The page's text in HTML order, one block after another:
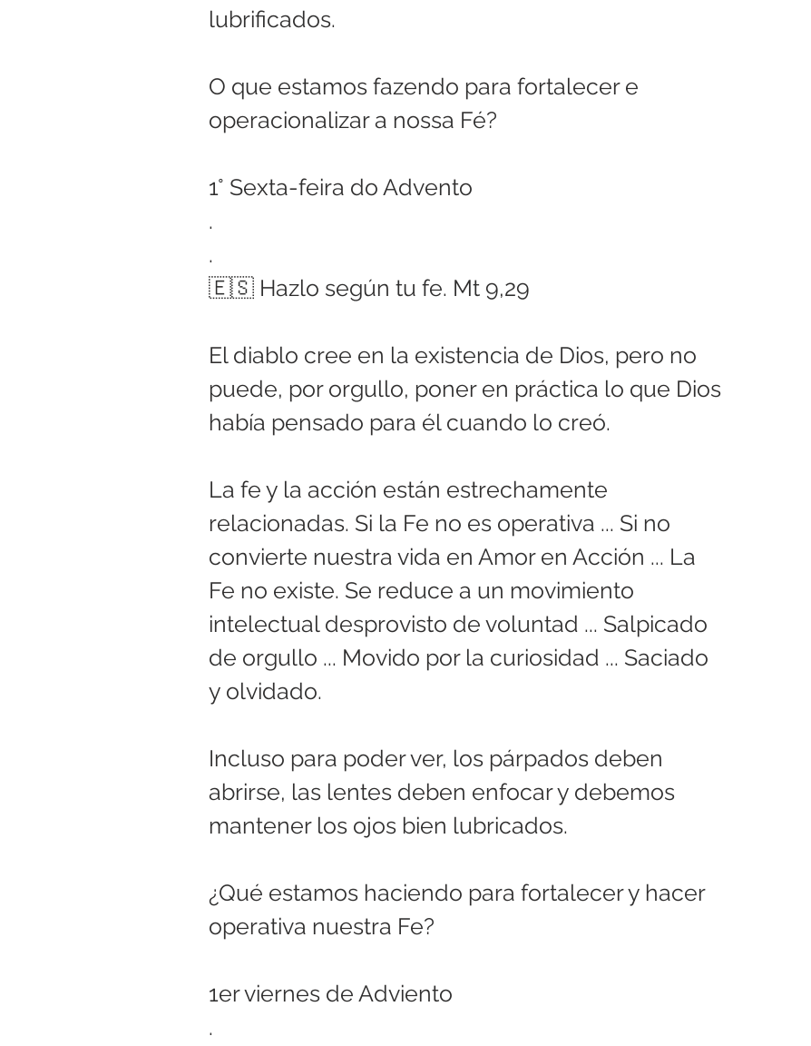
lubrificados.
O que estamos fazendo para fortalecer e
operacionalizar a nossa Fé?
1° Sexta-feira do Advento
.
.
🇪🇸 Hazlo según tu fe. Mt 9,29
El diablo cree en la existencia de Dios, pero no
puede, por orgullo, poner en práctica lo que Dios
había pensado para él cuando lo creó.
La fe y la acción están estrechamente
relacionadas. Si la Fe no es operativa ... Si no
convierte nuestra vida en Amor en Acción ... La
Fe no existe. Se reduce a un movimiento
intelectual desprovisto de voluntad ... Salpicado
de orgullo ... Movido por la curiosidad ... Saciado
y olvidado.
Incluso para poder ver, los párpados deben
abrirse, las lentes deben enfocar y debemos
mantener los ojos bien lubricados.
¿Qué estamos haciendo para fortalecer y hacer
operativa nuestra Fe?
1er viernes de Adviento
.